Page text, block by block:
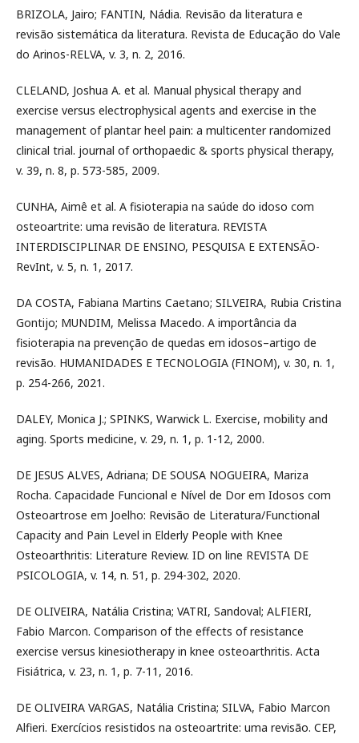
BRIZOLA, Jairo; FANTIN, Nádia. Revisão da literatura e
revisão sistemática da literatura. Revista de Educação do Vale
do Arinos-RELVA, v. 3, n. 2, 2016.
CLELAND, Joshua A. et al. Manual physical therapy and
exercise versus electrophysical agents and exercise in the
management of plantar heel pain: a multicenter randomized
clinical trial. journal of orthopaedic & sports physical therapy,
v. 39, n. 8, p. 573-585, 2009.
CUNHA, Aimê et al. A fisioterapia na saúde do idoso com
osteoartrite: uma revisão de literatura. REVISTA
INTERDISCIPLINAR DE ENSINO, PESQUISA E EXTENSÃO-
RevInt, v. 5, n. 1, 2017.
DA COSTA, Fabiana Martins Caetano; SILVEIRA, Rubia Cristina
Gontijo; MUNDIM, Melissa Macedo. A importância da
fisioterapia na prevenção de quedas em idosos–artigo de
revisão. HUMANIDADES E TECNOLOGIA (FINOM), v. 30, n. 1,
p. 254-266, 2021.
DALEY, Monica J.; SPINKS, Warwick L. Exercise, mobility and
aging. Sports medicine, v. 29, n. 1, p. 1-12, 2000.
DE JESUS ALVES, Adriana; DE SOUSA NOGUEIRA, Mariza
Rocha. Capacidade Funcional e Nível de Dor em Idosos com
Osteoartrose em Joelho: Revisão de Literatura/Functional
Capacity and Pain Level in Elderly People with Knee
Osteoarthritis: Literature Review. ID on line REVISTA DE
PSICOLOGIA, v. 14, n. 51, p. 294-302, 2020.
DE OLIVEIRA, Natália Cristina; VATRI, Sandoval; ALFIERI,
Fabio Marcon. Comparison of the effects of resistance
exercise versus kinesiotherapy in knee osteoarthritis. Acta
Fisiátrica, v. 23, n. 1, p. 7-11, 2016.
DE OLIVEIRA VARGAS, Natália Cristina; SILVA, Fabio Marcon
Alfieri. Exercícios resistidos na osteoartrite: uma revisão. CEP,